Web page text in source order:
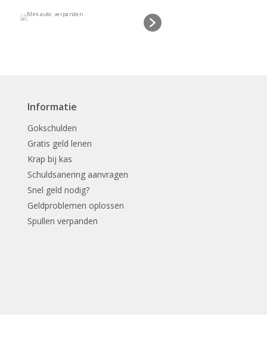
Informatie
Gokschulden
Gratis geld lenen
Krap bij kas
Schuldsanering aanvragen
Snel geld nodig?
Geldproblemen oplossen
Spullen verpanden